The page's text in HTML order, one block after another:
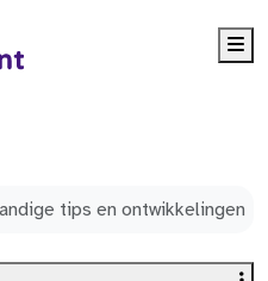
tips en ontwikkelingen